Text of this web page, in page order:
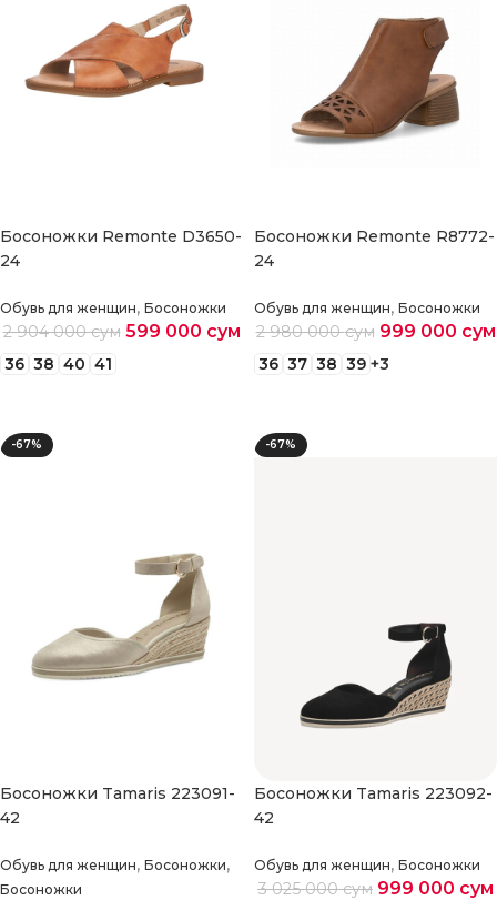
Босоножки Remonte D3650-
24
Обувь для женщин, Босоножки
2 904 000сум 599 000 сум
36 38 40 41
Босоножки Remonte R8772-
24
Обувь для женщин, Босоножки
2 980 000сум 999 000 сум
36 37 38 39 +3
-67%
Босоножки Tamaris 223091-
42
Обувь для женщин, Босоножки,
Босоножки
-67%
Босоножки Tamaris 223092-
42
Обувь для женщин, Босоножки
3 025 000сум 999 000 сум